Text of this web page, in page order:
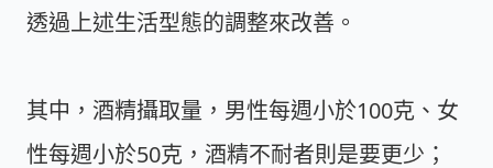
透過上述生活型態的調整來改善。
其中，酒精攝取量，男性每週小於100克、女
性每週小於50克，酒精不耐者則是要更少；